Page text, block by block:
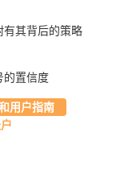
有其背后的策略
的置信度
用户指南